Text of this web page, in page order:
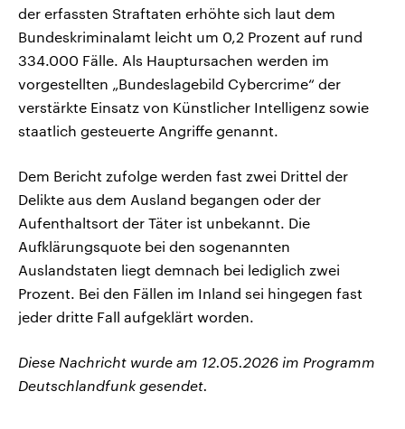
der erfassten Straftaten erhöhte sich laut dem
Bundeskriminalamt leicht um 0,2 Prozent auf rund
334.000 Fälle. Als Hauptursachen werden im
vorgestellten „Bundeslagebild Cybercrime“ der
verstärkte Einsatz von Künstlicher Intelligenz sowie
staatlich gesteuerte Angriffe genannt.
Dem Bericht zufolge werden fast zwei Drittel der
Delikte aus dem Ausland begangen oder der
Aufenthaltsort der Täter ist unbekannt. Die
Aufklärungsquote ⁠bei den sogenannten
Auslandstaten liegt demnach bei lediglich zwei
Prozent. Bei den Fällen ⁠im Inland sei hingegen fast
jeder dritte Fall aufgeklärt ⁠worden.
Diese Nachricht wurde am 12.05.2026 im Programm
Deutschlandfunk gesendet.